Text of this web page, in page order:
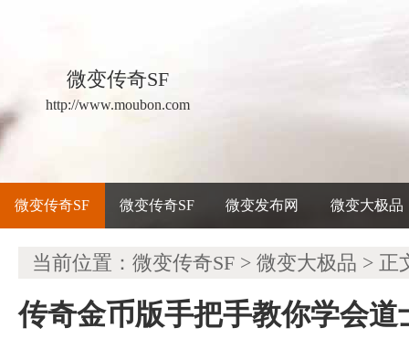
微变传奇SF
http://www.moubon.com
微变传奇SF 微变传奇SF 微变发布网 微变大极品
当前位置： 微变传奇SF > 微变大极品 > 正
传奇金币版手把手教你学会道